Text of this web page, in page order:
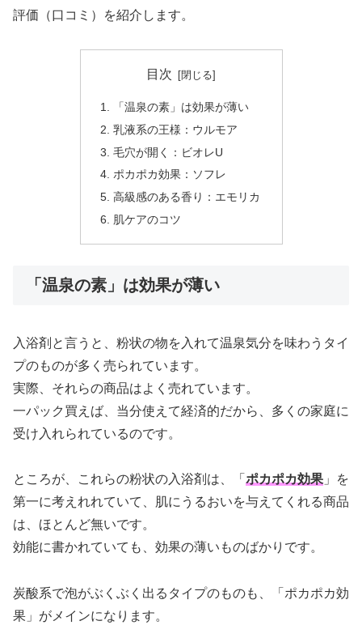
評価（口コミ）を紹介します。
目次
「温泉の素」は効果が薄い
乳液系の王様：ウルモア
毛穴が開く：ビオレU
ポカポカ効果：ソフレ
高級感のある香り：エモリカ
肌ケアのコツ
「温泉の素」は効果が薄い
入浴剤と言うと、粉状の物を入れて温泉気分を味わうタイ
プのものが多く売られています。
実際、それらの商品はよく売れています。
一パック買えば、当分使えて経済的だから、多くの家庭に
受け入れられているのです。
ところが、これらの粉状の入浴剤は、「 ポカポカ効果 」を
第一に考えれれていて、肌にうるおいを与えてくれる商品
は、ほとんど無いです。
効能に書かれていても、効果の薄いものばかりです。
炭酸系で泡がぶくぶく出るタイプのものも、「ポカポカ効
果」がメインになります。